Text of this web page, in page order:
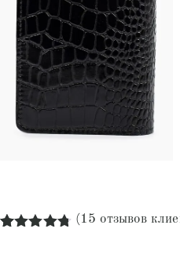
(15 отзывов